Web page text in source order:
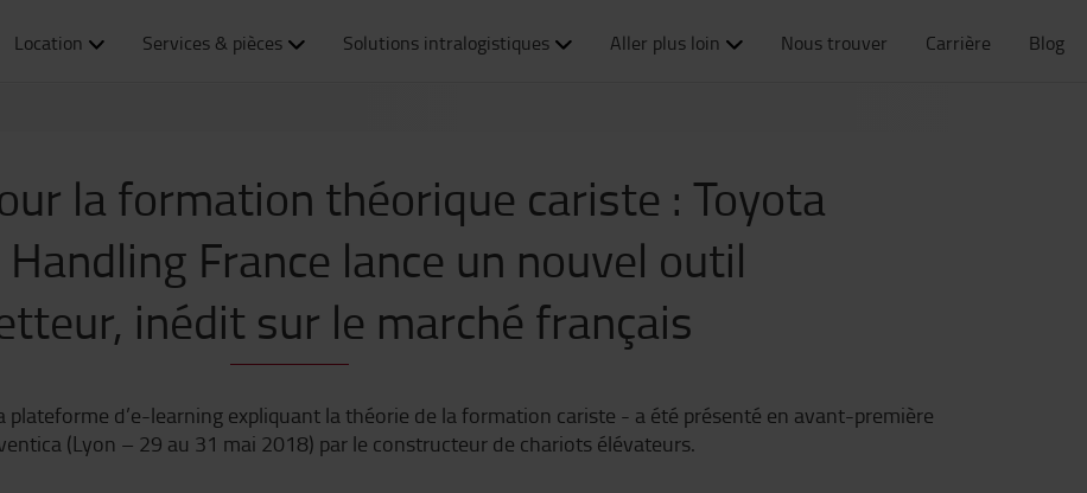
Location Services & pièces Solutions intralogistiques Aller plus loin Nous trouver Carrière Blog
la formation théorique cariste : Toyota
France lance un nouvel outil
inédit sur le marché français
plateforme d’e-learning expliquant la théorie de la formation cariste - a été présenté en avant-première
(Lyon – 29 au 31 mai 2018) par le constructeur de chariots élévateurs.